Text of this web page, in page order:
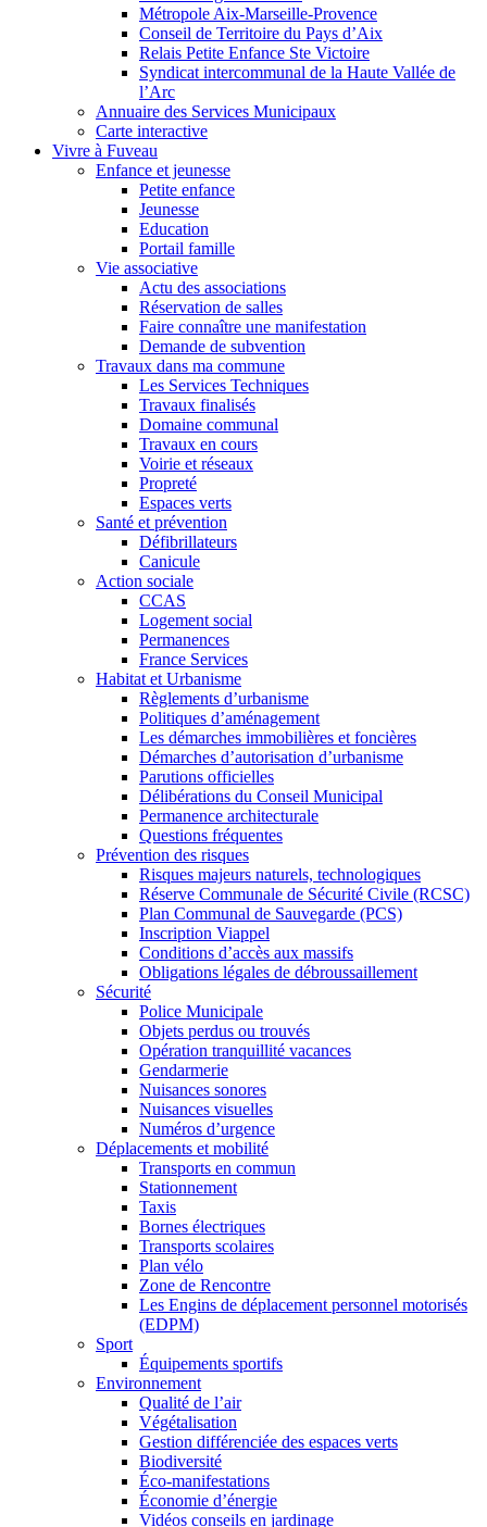
Métropole Aix-Marseille-Provence
Conseil de Territoire du Pays d’Aix
Relais Petite Enfance Ste Victoire
Syndicat intercommunal de la Haute Vallée de
l’Arc
Annuaire des Services Municipaux
Carte interactive
Vivre à Fuveau
Enfance et jeunesse
Petite enfance
Jeunesse
Education
Portail famille
Vie associative
Actu des associations
Réservation de salles
Faire connaître une manifestation
Demande de subvention
Travaux dans ma commune
Les Services Techniques
Travaux finalisés
Domaine communal
Travaux en cours
Voirie et réseaux
Propreté
Espaces verts
Santé et prévention
Défibrillateurs
Canicule
Action sociale
CCAS
Logement social
Permanences
France Services
Habitat et Urbanisme
Règlements d’urbanisme
Politiques d’aménagement
Les démarches immobilières et foncières
Démarches d’autorisation d’urbanisme
Parutions officielles
Délibérations du Conseil Municipal
Permanence architecturale
Questions fréquentes
Prévention des risques
Risques majeurs naturels, technologiques
Réserve Communale de Sécurité Civile (RCSC)
Plan Communal de Sauvegarde (PCS)
Inscription Viappel
Conditions d’accès aux massifs
Obligations légales de débroussaillement
Sécurité
Police Municipale
Objets perdus ou trouvés
Opération tranquillité vacances
Gendarmerie
Nuisances sonores
Nuisances visuelles
Numéros d’urgence
Déplacements et mobilité
Transports en commun
Stationnement
Taxis
Bornes électriques
Transports scolaires
Plan vélo
Zone de Rencontre
Les Engins de déplacement personnel motorisés
(EDPM)
Sport
Équipements sportifs
Environnement
Qualité de l’air
Végétalisation
Gestion différenciée des espaces verts
Biodiversité
Éco-manifestations
Économie d’énergie
Vidéos conseils en jardinage